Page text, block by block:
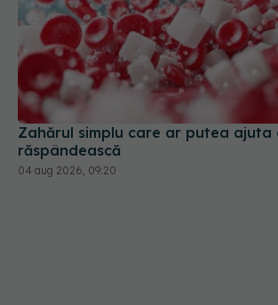
Zahărul simplu care ar putea ajuta
răspândească
04 aug 2026, 09:20